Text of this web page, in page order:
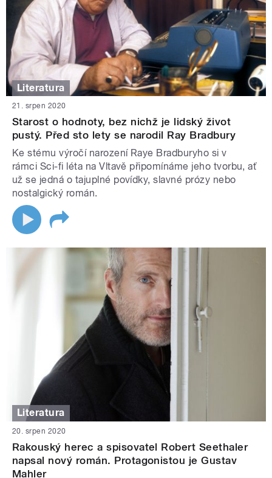
Literatura
21. srpen 2020
Starost o hodnoty, bez nichž je lidský život
pustý. Před sto lety se narodil Ray Bradbury
Ke stému výročí narození Raye Bradburyho si v
rámci Sci-fi léta na Vltavě připomínáme jeho tvorbu, ať
už se jedná o tajuplné povídky, slavné prózy nebo
nostalgický román.
Literatura
20. srpen 2020
Rakouský herec a spisovatel Robert Seethaler
napsal nový román. Protagonistou je Gustav
Mahler